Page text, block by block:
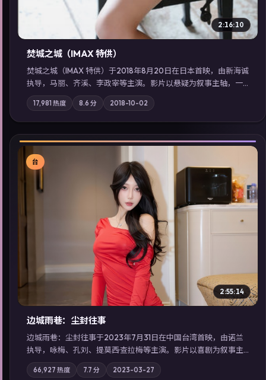
2:16:10
焚城之城（IMAX 特供）
焚城之城（IMAX 特供）于2018年8月20日在日本首映，由新海诚
执导，马丽、齐溪、李政宰等主演。影片以悬疑为叙事主轴，一
次普通通勤演变成全城关注的生死营救；摄影与配乐强化地域气
质；站内亦可通过「国产免费观看高清电视剧在线看」延展检索
同类型高分佳作，畅享高清在线追剧体验。
17,981 热度 8.6 分 2018-10-02
▶
台
2:55:14
边城雨巷：尘封往事
边城雨巷：尘封往事于2023年7月31日在中国台湾首映，由诺兰
执导，咏梅、孔刘、提莫西·查拉梅等主演。影片以喜剧为叙事主
轴，旧案重提，真相与谎言在同一条时间线上交锋；摄影与配乐
强化地域气质；站内亦可通过「国产免费观看高清电视剧在线
66,927 热度 7.7 分 2023-03-27